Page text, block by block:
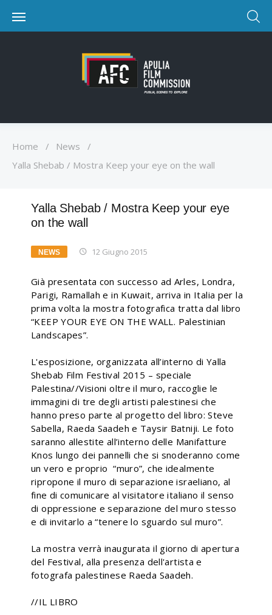
Home / News
/
Yalla Shebab / Mostra Keep your eye on the wall
Yalla Shebab / Mostra Keep your eye
on the wall
NEWS 12 Giugno 2015
Già presentata con successo ad Arles, Londra,
Parigi, Ramallah e in Kuwait, arriva in Italia per la
prima volta la mostra fotografica tratta dal libro
“KEEP YOUR EYE ON THE WALL. Palestinian
Landscapes”.
L'esposizione, organizzata all’interno di Yalla
Shebab Film Festival 2015 – speciale
Palestina//Visioni oltre il muro, raccoglie le
immagini di tre degli artisti palestinesi che
hanno preso parte al progetto del libro: Steve
Sabella, Raeda Saadeh e Taysir Batniji. Le foto
saranno allestite all’interno delle Manifatture
Knos lungo dei pannelli che si snoderanno come
un vero e proprio “muro”, che idealmente
ripropone il muro di separazione israeliano, al
fine di comunicare al visitatore italiano il senso
di oppressione e separazione del muro stesso
e di invitarlo a “tenere lo sguardo sul muro”.
La mostra verrà inaugurata il giorno di apertura
del Festival, alla presenza dell'artista e
fotografa palestinese Raeda Saadeh.
//IL LIBRO